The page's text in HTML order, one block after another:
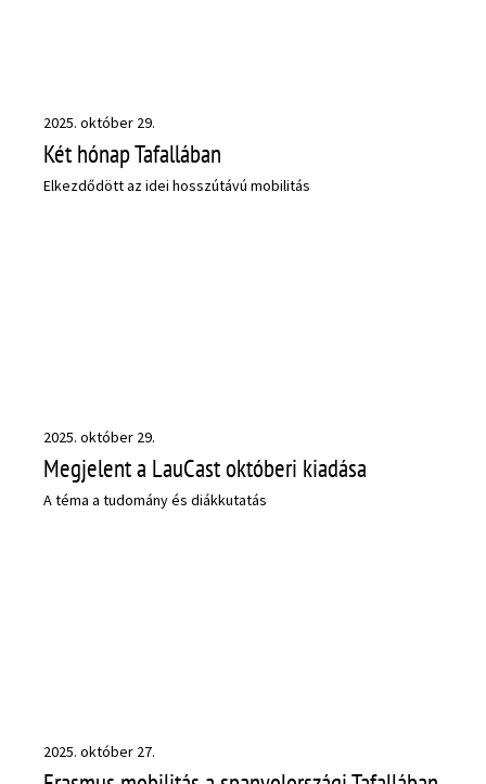
2025. október 29.
Két hónap Tafallában
Elkezdődött az idei hosszútávú mobilitás
2025. október 29.
Megjelent a LauCast októberi kiadása
A téma a tudomány és diákkutatás
2025. október 27.